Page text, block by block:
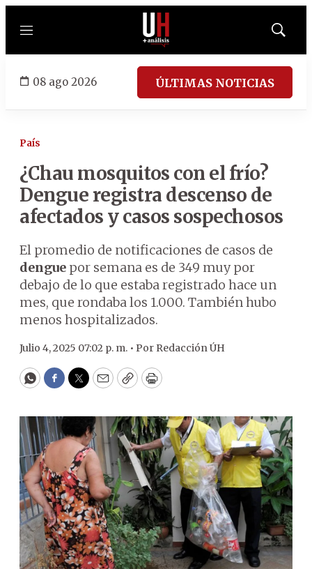
Menú
Mostrar
08 ago 2026 ÚLTIMAS NOTICIAS
País
¿Chau mosquitos con el frío?
Dengue registra descenso de
afectados y casos sospechosos
El promedio de notificaciones de casos de
dengue por semana es de 349 muy por
debajo de lo que estaba registrado hace un
mes, que rondaba los 1.000. También hubo
menos hospitalizados.
Julio 4, 2025 07:02 p. m. • Por Redacción ÚH
WhatsApp
Facebook
Twitter
EmailCopyPrint